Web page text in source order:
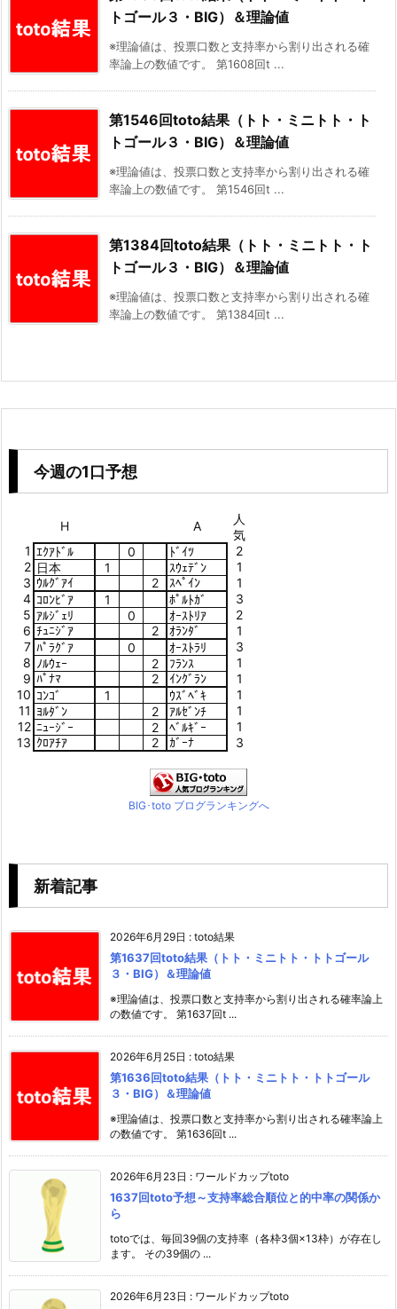
トゴール３・BIG）＆理論値
※理論値は、投票口数と支持率から割り出される確
率論上の数値です。 第1608回t ...
第1546回toto結果（トト・ミニトト・ト
トゴール３・BIG）＆理論値
※理論値は、投票口数と支持率から割り出される確
率論上の数値です。 第1546回t ...
第1384回toto結果（トト・ミニトト・ト
トゴール３・BIG）＆理論値
※理論値は、投票口数と支持率から割り出される確
率論上の数値です。 第1384回t ...
今週の1口予想
H A
人
気
1 ｴｸｱﾄﾞﾙ 0 ﾄﾞｲﾂ
2
2 日本 1 ｽｳｪﾃﾞﾝ
1
3 ｳﾙｸﾞｱｲ 2 ｽﾍﾟｲﾝ
1
4 ｺﾛﾝﾋﾞｱ 1 ﾎﾟﾙﾄｶﾞ
3
5 ｱﾙｼﾞｪﾘ 0 ｵｰｽﾄﾘｱ
2
6 ﾁｭﾆｼﾞｱ 2 ｵﾗﾝﾀﾞ
1
7 ﾊﾟﾗｸﾞｱ 0 ｵｰｽﾄﾗﾘ
3
8 ﾉﾙｳｪｰ 2 ﾌﾗﾝｽ
1
9 ﾊﾟﾅﾏ 2 ｲﾝｸﾞﾗﾝ
1
10 ｺﾝｺﾞ 1 ｳｽﾞﾍﾞｷ
1
11 ﾖﾙﾀﾞﾝ 2 ｱﾙｾﾞﾝﾁ
1
12 ﾆｭｰｼﾞｰ 2 ﾍﾞﾙｷﾞｰ
1
13 ｸﾛｱﾁｱ 2 ｶﾞｰﾅ 3
BIG･toto ブログランキングへ
新着記事
2026年6月29日 : toto結果
第1637回toto結果（トト・ミニトト・トトゴール
３・BIG）＆理論値
※理論値は、投票口数と支持率から割り出される確率論上
の数値です。 第1637回t ...
2026年6月25日 : toto結果
第1636回toto結果（トト・ミニトト・トトゴール
３・BIG）＆理論値
※理論値は、投票口数と支持率から割り出される確率論上
の数値です。 第1636回t ...
2026年6月23日 : ワールドカップtoto
1637回toto予想～支持率総合順位と的中率の関係か
ら
totoでは、毎回39個の支持率（各枠3個×13枠）が存在し
ます。 その39個の ...
2026年6月23日 : ワールドカップtoto